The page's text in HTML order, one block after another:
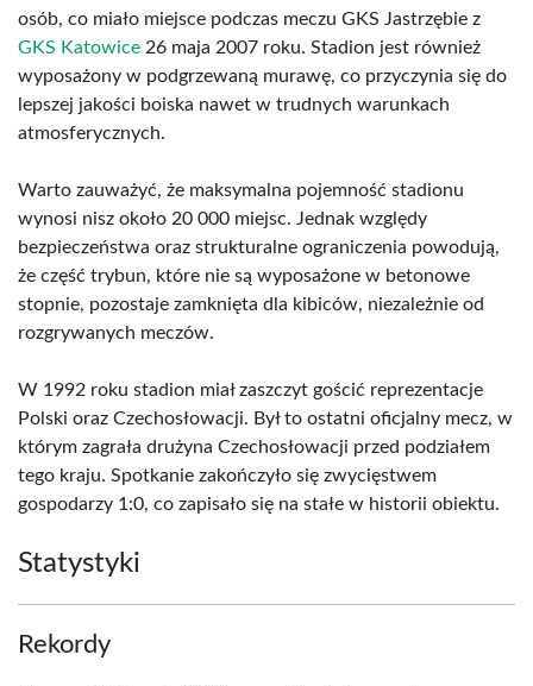
osób, co miało miejsce podczas meczu GKS Jastrzębie z
GKS Katowice 26 maja 2007 roku. Stadion jest również
wyposażony w podgrzewaną murawę, co przyczynia się do
lepszej jakości boiska nawet w trudnych warunkach
atmosferycznych.
Warto zauważyć, że maksymalna pojemność stadionu
wynosi nisz około 20 000 miejsc. Jednak względy
bezpieczeństwa oraz strukturalne ograniczenia powodują,
że część trybun, które nie są wyposażone w betonowe
stopnie, pozostaje zamknięta dla kibiców, niezależnie od
rozgrywanych meczów.
W 1992 roku stadion miał zaszczyt gościć reprezentacje
Polski oraz Czechosłowacji. Był to ostatni oficjalny mecz, w
którym zagrała drużyna Czechosłowacji przed podziałem
tego kraju. Spotkanie zakończyło się zwycięstwem
gospodarzy 1:0, co zapisało się na stałe w historii obiektu.
Statystyki
Rekordy